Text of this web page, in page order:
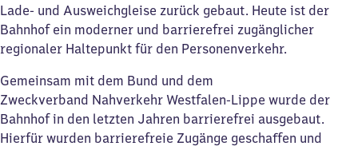
Lade- und Ausweichgleise zurück gebaut. Heute ist der
Bahnhof ein moderner und barrierefrei zugänglicher
regionaler Haltepunkt für den Personenverkehr.
Gemeinsam mit dem Bund und dem
Zweckverband Nahverkehr Westfalen-Lippe wurde der
Bahnhof in den letzten Jahren barrierefrei ausgebaut.
Hierfür wurden barrierefreie Zugänge geschaffen und